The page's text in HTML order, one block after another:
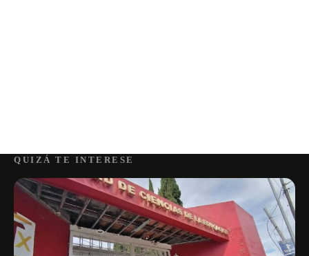
QUIZÁ TE INTERESE